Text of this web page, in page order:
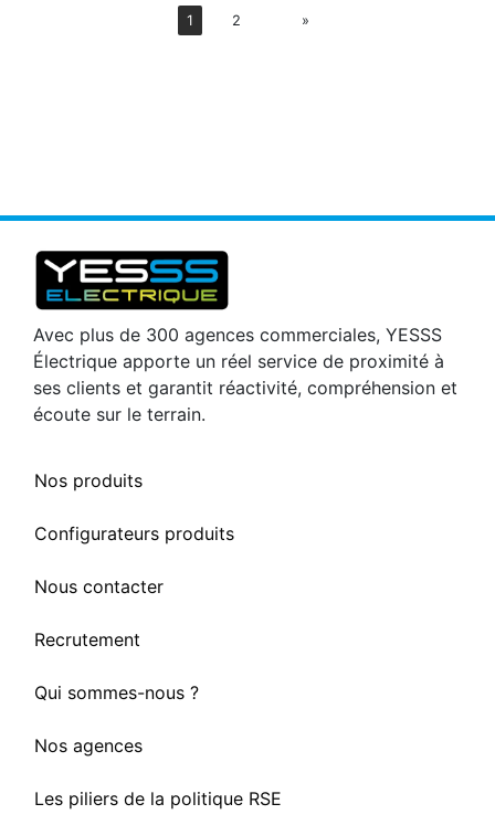
1 2 »Suiv
Avec plus de 300 agences commerciales, YESSS
Électrique apporte un réel service de proximité à
ses clients et garantit réactivité, compréhension et
écoute sur le terrain.
Nos produits
Configurateurs produits
Nous contacter
Recrutement
Qui sommes-nous ?
Nos agences
Les piliers de la politique RSE